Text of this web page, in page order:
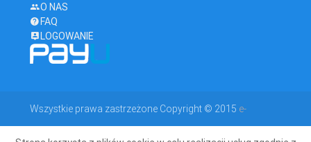
O NAS
FAQ
LOGOWANIE
Wszystkie prawa zastrzeżone Copyright © 2015 e-